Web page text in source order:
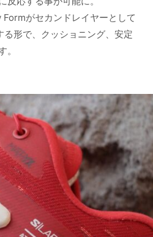
がセカンドレイヤーとして
形で、クッショニング、安定
。